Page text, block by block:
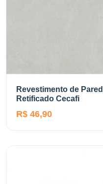
Revestimento de
Retificado Cecafi
R$ 46,90